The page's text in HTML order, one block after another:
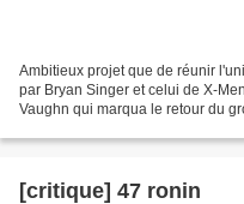
Ambitieux projet que de réunir
par Bryan Singer et celui de X-
Vaughn qui marqua le retour du
[critique] 47 ronin